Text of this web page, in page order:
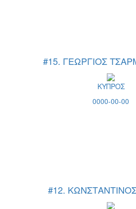
#15. ΓΕΩΡΓΙΟΣ
ΚΥΠΡΟΣ
0000-00-00
#12.